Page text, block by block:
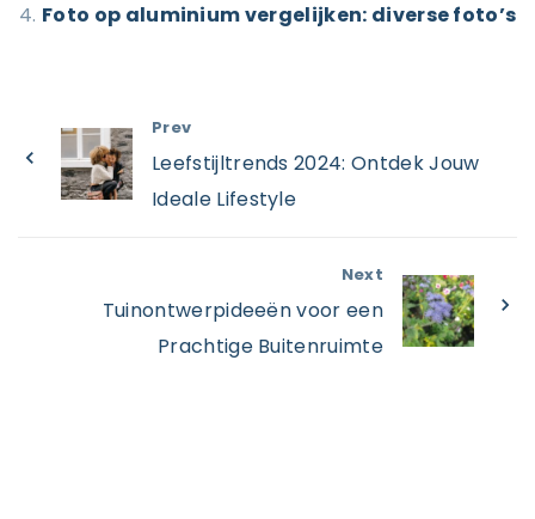
Foto op aluminium vergelijken: diverse foto’s
Prev
Leefstijltrends 2024: Ontdek Jouw
Ideale Lifestyle
Next
Tuinontwerpideeën voor een
Prachtige Buitenruimte